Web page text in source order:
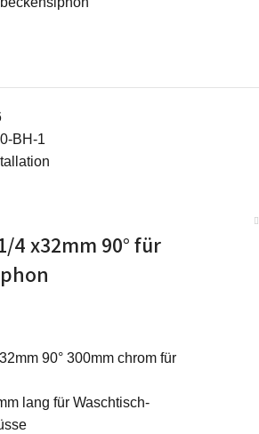
BH-1
4 x32mm 90° für
90° 300mm chrom für
lang für Waschtisch-